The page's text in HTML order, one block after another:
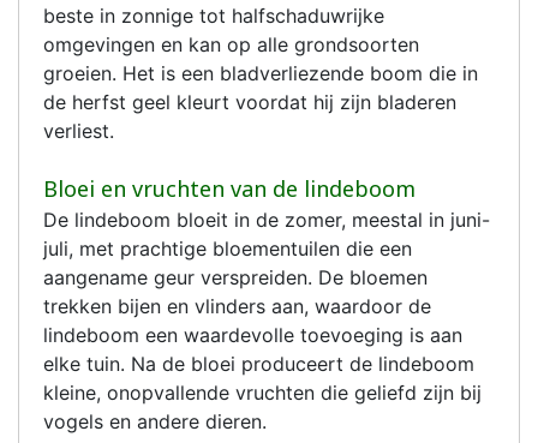
beste in zonnige tot halfschaduwrijke
omgevingen en kan op alle grondsoorten
groeien. Het is een bladverliezende boom die in
de herfst geel kleurt voordat hij zijn bladeren
verliest.
Bloei en vruchten van de lindeboom
De lindeboom bloeit in de zomer, meestal in juni-
juli, met prachtige bloementuilen die een
aangename geur verspreiden. De bloemen
trekken bijen en vlinders aan, waardoor de
lindeboom een waardevolle toevoeging is aan
elke tuin. Na de bloei produceert de lindeboom
kleine, onopvallende vruchten die geliefd zijn bij
vogels en andere dieren.